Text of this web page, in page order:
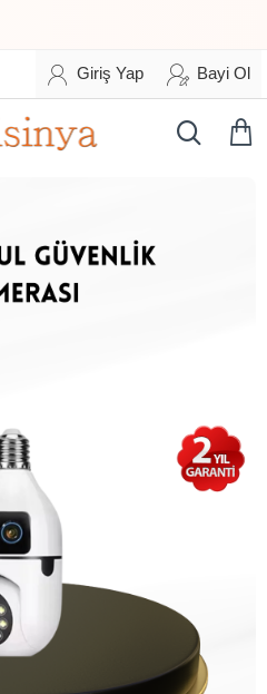
Giriş Yap Bayi Ol